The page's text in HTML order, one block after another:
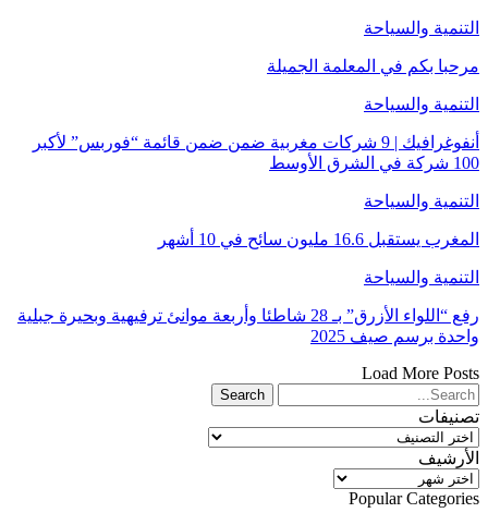
التنمية والسياحة
مرحبا بكم في المعلمة الجميلة
التنمية والسياحة
أنفوغرافيك | 9 شركات مغربية ضمن ضمن قائمة “فوربس” لأكبر
100 شركة في الشرق الأوسط
التنمية والسياحة
المغرب يستقبل 16.6 مليون سائح في 10 أشهر
التنمية والسياحة
رفع “اللواء الأزرق” بـ 28 شاطئا وأربعة موانئ ترفيهية وبحيرة جبلية
واحدة برسم صيف 2025
Load More Posts
تصنيفات
تصنيفات
الأرشيف
الأرشيف
Popular Categories